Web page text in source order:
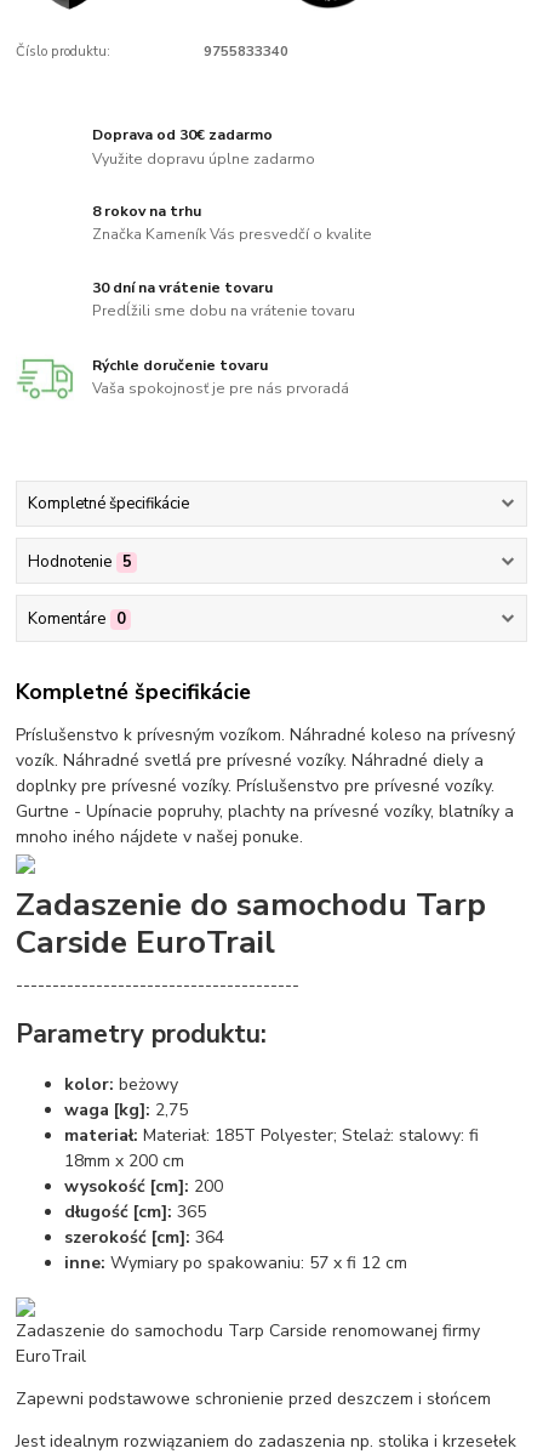
Číslo produktu: 9755833340
Doprava od 30€ zadarmo
Využite dopravu úplne zadarmo
8 rokov na trhu
Značka Kameník Vás presvedčí o kvalite
30 dní na vrátenie tovaru
Predĺžili sme dobu na vrátenie tovaru
Rýchle doručenie tovaru
Vaša spokojnosť je pre nás prvoradá
Kompletné špecifikácie
Hodnotenie 5
Komentáre 0
Kompletné špecifikácie
Príslušenstvo k prívesným vozíkom. Náhradné koleso na prívesný
vozík. Náhradné svetlá pre prívesné vozíky. Náhradné diely a
doplnky pre prívesné vozíky. Príslušenstvo pre prívesné vozíky.
Gurtne - Upínacie popruhy, plachty na prívesné vozíky, blatníky a
mnoho iného nájdete v našej ponuke.
Zadaszenie do samochodu Tarp
Carside EuroTrail
---------------------------------------
Parametry produktu:
kolor: beżowy
waga [kg]: 2,75
materiał: Materiał: 185T Polyester; Stelaż: stalowy: fi
18mm x 200 cm
wysokość [cm]: 200
długość [cm]: 365
szerokość [cm]: 364
inne: Wymiary po spakowaniu: 57 x fi 12 cm
Zadaszenie do samochodu Tarp Carside renomowanej firmy
EuroTrail
Zapewni podstawowe schronienie przed deszczem i słońcem
Jest idealnym rozwiązaniem do zadaszenia np. stolika i krzesełek